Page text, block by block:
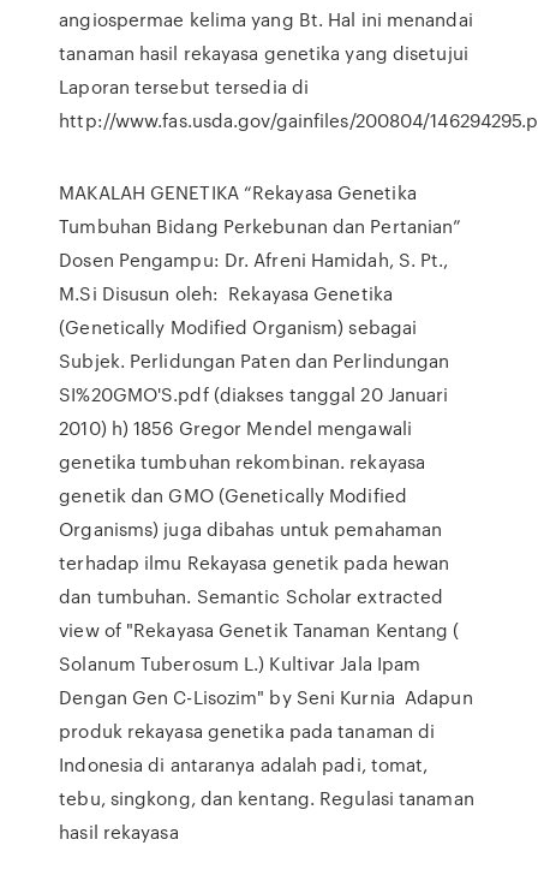
angiospermae kelima yang Bt. Hal ini menandai
tanaman hasil rekayasa genetika yang disetujui
Laporan tersebut tersedia di
http://www.fas.usda.gov/gainfiles/200804/
MAKALAH GENETIKA “Rekayasa Genetika
Tumbuhan Bidang Perkebunan dan Pertanian”
Dosen Pengampu: Dr. Afreni Hamidah, S. Pt.,
M.Si Disusun oleh: Rekayasa Genetika
(Genetically Modified Organism) sebagai
Subjek. Perlidungan Paten dan Perlindungan
SI%20GMO'S.pdf (diakses tanggal 20 Januari
2010) h) 1856 Gregor Mendel mengawali
genetika tumbuhan rekombinan. rekayasa
genetik dan GMO (Genetically Modified
Organisms) juga dibahas untuk pemahaman
terhadap ilmu Rekayasa genetik pada hewan
dan tumbuhan. Semantic Scholar extracted
view of "Rekayasa Genetik Tanaman Kentang (
Solanum Tuberosum L.) Kultivar Jala Ipam
Dengan Gen C-Lisozim" by Seni Kurnia Adapun
produk rekayasa genetika pada tanaman di
Indonesia di antaranya adalah padi, tomat,
tebu, singkong, dan kentang. Regulasi tanaman
hasil rekayasa